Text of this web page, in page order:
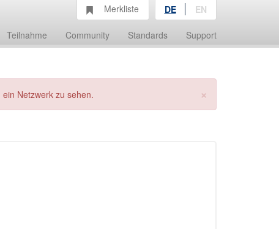
Teilnahme Community Standards Support
Merkliste DE EN
×
Netzwerk zu sehen.